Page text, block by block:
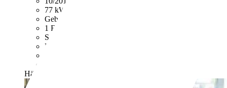
77 kW (105 PS)
Gebraucht
1 Fahrzeughalter
Schaltgetriebe
Benzin
Händler,